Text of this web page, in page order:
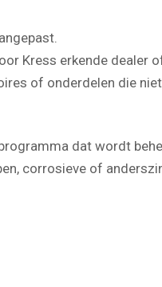
Kress erkende dealer
of onderdelen die
dat wordt
corrosieve of